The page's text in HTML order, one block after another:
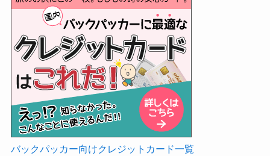
バックパッカー向けクレジットカード一覧